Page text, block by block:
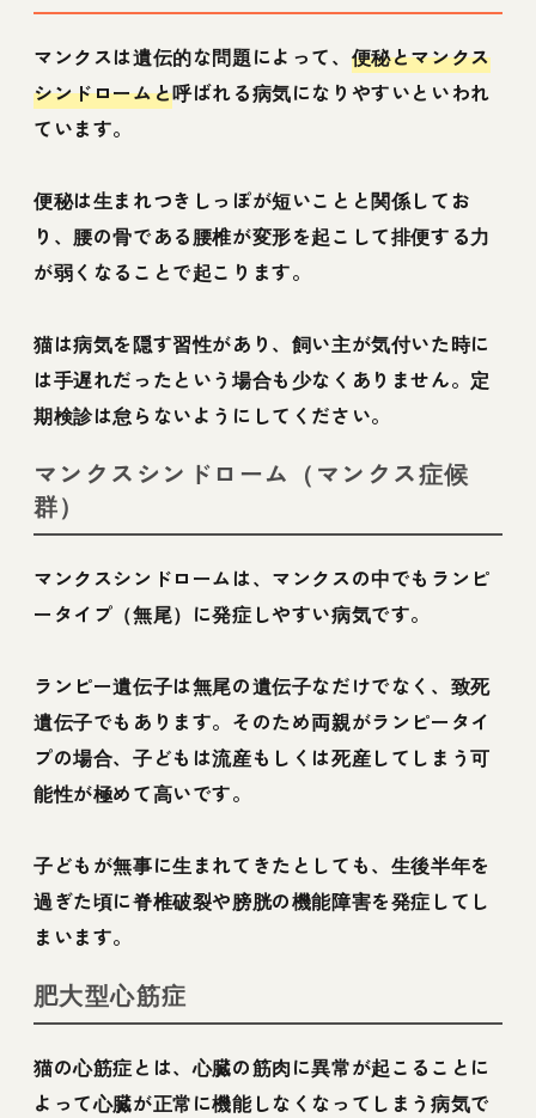
マンクスは遺伝的な問題によって、 便秘とマンクス
シンドロームと呼ばれる病気になりやすいといわれ
ています。
便秘は生まれつきしっぽが短いことと関係してお
り、腰の骨である腰椎が変形を起こして排便する力
が弱くなることで起こります。
猫は病気を隠す習性があり、飼い主が気付いた時に
は手遅れだったという場合も少なくありません。定
期検診は怠らないようにしてください。
マンクスシンドローム（マンクス症候
群）
マンクスシンドロームは、マンクスの中でもランピ
ータイプ（無尾）に発症しやすい病気です。
ランピー遺伝子は無尾の遺伝子なだけでなく、致死
遺伝子でもあります。そのため両親がランピータイ
プの場合、子どもは流産もしくは死産してしまう可
能性が極めて高いです。
子どもが無事に生まれてきたとしても、生後半年を
過ぎた頃に脊椎破裂や膀胱の機能障害を発症してし
まいます。
肥大型心筋症
猫の心筋症とは、心臓の筋肉に異常が起こることに
よって心臓が正常に機能しなくなってしまう病気で